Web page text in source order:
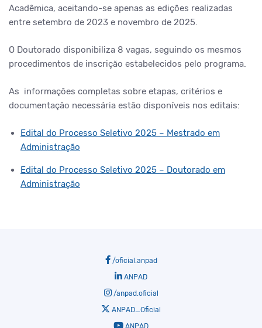
Acadêmica, aceitando-se apenas as edições realizadas
entre setembro de 2023 e novembro de 2025.
O Doutorado disponibiliza 8 vagas, seguindo os mesmos
procedimentos de inscrição estabelecidos pelo programa.
As informações completas sobre etapas, critérios e
documentação necessária estão disponíveis nos editais:
Edital do Processo Seletivo 2025 – Mestrado em
Administração
Edital do Processo Seletivo 2025 – Doutorado em
Administração
/oficial.anpad
ANPAD
/anpad.oficial
ANPAD_Oficial
ANPAD